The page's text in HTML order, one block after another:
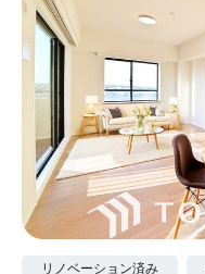
リノベーション済み